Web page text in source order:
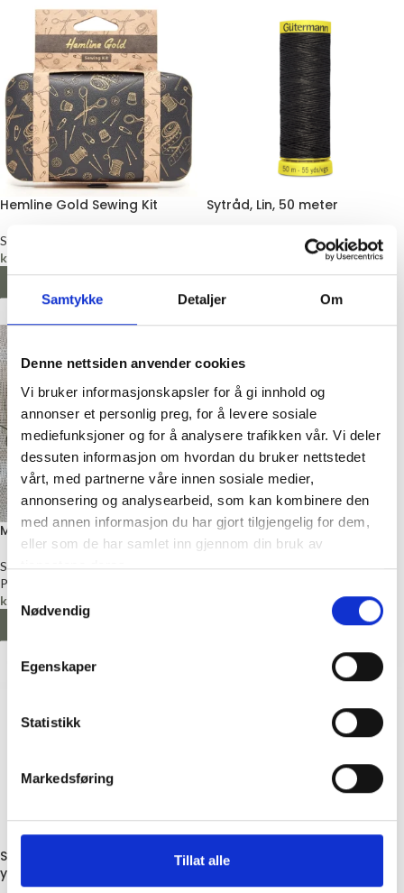
Samtykke Detaljer Om
Denne nettsiden anvender cookies
Vi bruker informasjonskapsler for å gi innhold og
annonser et personlig preg, for å levere sosiale
mediefunksjoner og for å analysere trafikken vår. Vi deler
dessuten informasjon om hvordan du bruker nettstedet
vårt, med partnerne våre innen sosiale medier,
annonsering og analysearbeid, som kan kombinere den
med annen informasjon du har gjort tilgjengelig for dem,
eller som de har samlet inn gjennom din bruk av
tjenestene deres.
Nødvendig
Egenskaper
Statistikk
Markedsføring
Tillat alle
Hemline Gold Sewing Kit
Syutstyr
kr
Sytråd, Lin, 50 meter
kr45,00
VELG ALTERNATIV
Magnet til nål på broderi
Syutstyr
Permin
kr
Sytråd 100m, Polyester
Sytråd
Sytråd polyester 30m, 33
yds/vgs, knappehullstråd
Sytråd, Ekstra Sterk Tråd, 100